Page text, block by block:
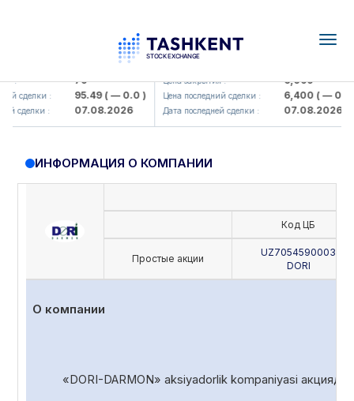
: 79
сделки : 95.49( — 0.0 )
сделки : 07.08.2026
UZMK (<O'zmetkombinat> AJ)
Цена закрытия : 6,099
Цена последний сделки : 6,400( — 0.0 )
Дата последней сделки : 07.08.2026
ИНФОРМАЦИЯ О КОМПАНИИ
Код ЦБ
Простые акции
UZ7054590003
DORI
О компании
«DORI-DARMON» aksiyadorlik kompaniyasi